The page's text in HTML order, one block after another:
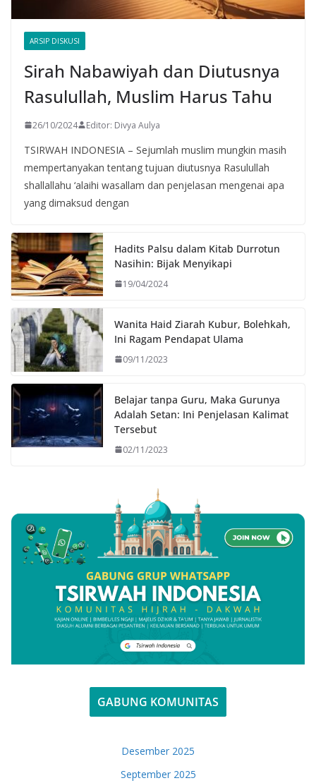
ARSIP DISKUSI
Sirah Nabawiyah dan Diutusnya
Rasulullah, Muslim Harus Tahu
26/10/2024 Editor: Divya Aulya
TSIRWAH INDONESIA – Sejumlah muslim mungkin masih
mempertanyakan tentang tujuan diutusnya Rasulullah
shallallahu ‘alaihi wasallam dan penjelasan mengenai apa
yang dimaksud dengan
Hadits Palsu dalam Kitab Durrotun
Nasihin: Bijak Menyikapi
19/04/2024
Wanita Haid Ziarah Kubur, Bolehkah,
Ini Ragam Pendapat Ulama
09/11/2023
Belajar tanpa Guru, Maka Gurunya
Adalah Setan: Ini Penjelasan Kalimat
Tersebut
02/11/2023
GABUNG KOMUNITAS
Desember 2025
September 2025